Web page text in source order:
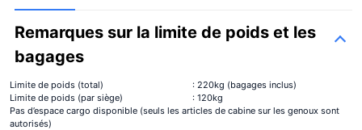
Remarques sur la limite de poids et les
bagages
Limite de poids (total)
: 220kg (bagages inclus)
Limite de poids (par siège)
: 120kg
Pas d’espace cargo disponible (seuls les articles de cabine sur les genoux sont
autorisés)